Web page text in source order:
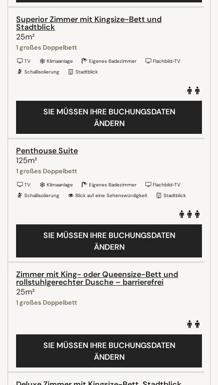
Superior Zimmer mit Kingsize-Bett und
Stadtblick
25m²
1 großes Doppelbett
TV Klimaanlage Eigenes Badezimmer
Flachbild-TV
Schallisolierung
Stadtblick
SIE MÜSSEN IHRE BUCHUNGSDATEN
ÄNDERN
Penthouse Suite
125m²
1 großes Doppelbett
TV Klimaanlage Eigenes Badezimmer
Flachbild-TV
Schallisolierung
Blick auf eine Sehenswürdigkeit Stadtblick
SIE MÜSSEN IHRE BUCHUNGSDATEN
ÄNDERN
Zimmer mit King- oder Queensize-Bett und
rollstuhlgerechter Dusche – barrierefrei
25m²
1 großes Doppelbett
SIE MÜSSEN IHRE BUCHUNGSDATEN
ÄNDERN